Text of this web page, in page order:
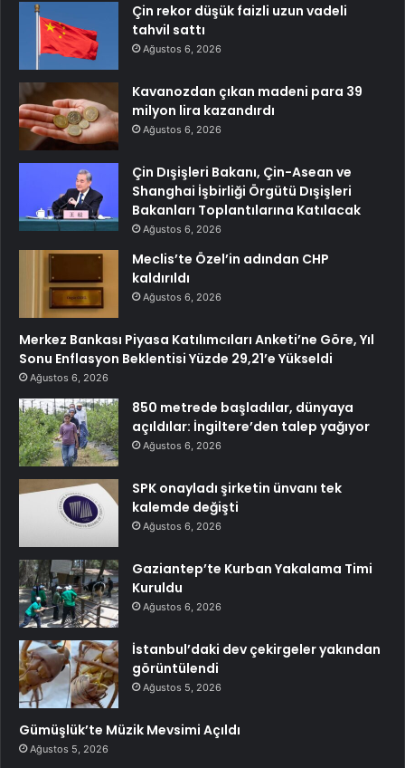
Çin rekor düşük faizli uzun vadeli
tahvil sattı
Ağustos 6, 2026
Kavanozdan çıkan madeni para 39
milyon lira kazandırdı
Ağustos 6, 2026
Çin Dışişleri Bakanı, Çin-Asean ve
Shanghai İşbirliği Örgütü Dışişleri
Bakanları Toplantılarına Katılacak
Ağustos 6, 2026
Meclis’te Özel’in adından CHP
kaldırıldı
Ağustos 6, 2026
Merkez Bankası Piyasa Katılımcıları Anketi’ne Göre, Yıl
Sonu Enflasyon Beklentisi Yüzde 29,21’e Yükseldi
Ağustos 6, 2026
850 metrede başladılar, dünyaya
açıldılar: İngiltere’den talep yağıyor
Ağustos 6, 2026
SPK onayladı şirketin ünvanı tek
kalemde değişti
Ağustos 6, 2026
Gaziantep’te Kurban Yakalama Timi
Kuruldu
Ağustos 6, 2026
İstanbul’daki dev çekirgeler yakından
görüntülendi
Ağustos 5, 2026
Gümüşlük’te Müzik Mevsimi Açıldı
Ağustos 5, 2026